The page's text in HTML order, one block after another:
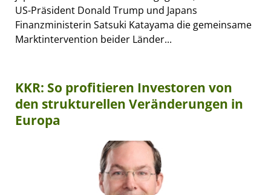
US-Präsident Donald Trump und Japans
Finanzministerin Satsuki Katayama die gemeinsame
Marktintervention beider Länder...
KKR: So profitieren Investoren von
den strukturellen Veränderungen in
Europa